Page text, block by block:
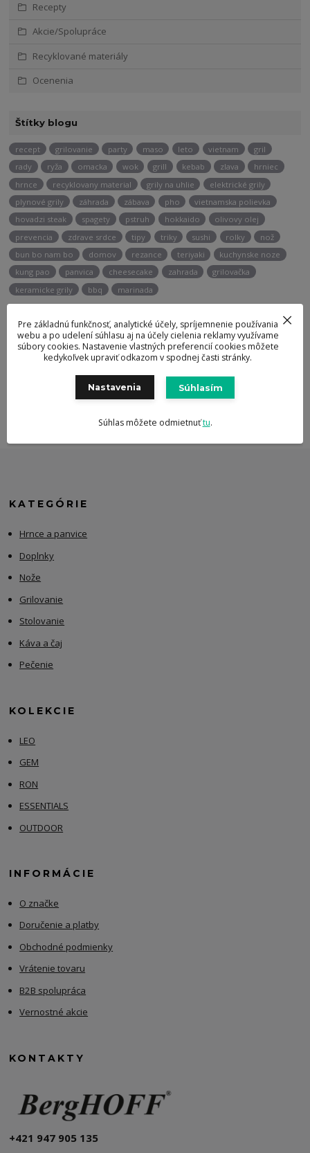
Recepty
Akcie/Spolupráce
Recyklované materiály
Ocenenia
Štítky blogu
recept grilovanie party maso leto vietnam
gril
rady
ryža omacka wok grill kebab zlava
hrniec
hrnce
recyklovany material grily na uhlie
elektrické grily
plynové grily
záhrada zábava pho
vietnamska polievka
hovadzi steak
spagety pstruh hokkaido
olivovy olej
prevencia
zdrave srdce tipy triky sushi rolky
nož
bun bo nam bo
domov rezance teriyaki
kuchynske noze
kung pao
panvica cheesecake zahrada
grilovačka
keramicke grily
bbq marinada
Potrebujete poradiť?
+421 947 905 135
info@berghoff.sk
KATEGÓRIE
Hrnce a panvice
Doplnky
Nože
Grilovanie
Stolovanie
Káva a čaj
Pečenie
KOLEKCIE
LEO
GEM
RON
ESSENTIALS
OUTDOOR
INFORMÁCIE
O značke
Doručenie a platby
Obchodné podmienky
Vrátenie tovaru
B2B spolupráca
Vernostné akcie
KONTAKTY
+421 947 905 135
Pre základnú funkčnosť, analytické účely, spríjemnenie používania
webu a po udelení súhlasu aj na účely cielenia reklamy využívame
súbory cookies. Nastavenie vlastných preferencií cookies môžete
kedykoľvek upraviť odkazom v spodnej časti stránky.
Nastavenia Súhlasím
Súhlas môžete odmietnuťtu.